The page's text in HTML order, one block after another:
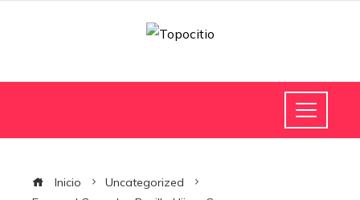
Inicio
Uncategorized